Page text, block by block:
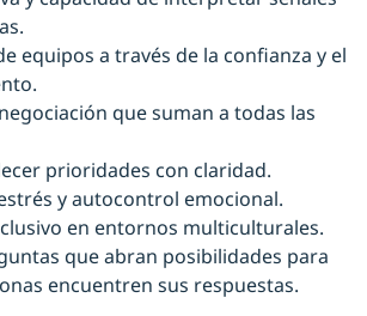
equipos a través de la confianza y el
que suman a todas las
prioridades con claridad.
y autocontrol emocional.
en entornos multiculturales.
que abran posibilidades para
encuentren sus respuestas.